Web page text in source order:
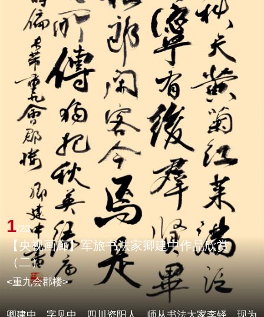
1/23
【央视画廊】军旅书法家卿建中作品欣赏
（二）
<重九会郡楼>